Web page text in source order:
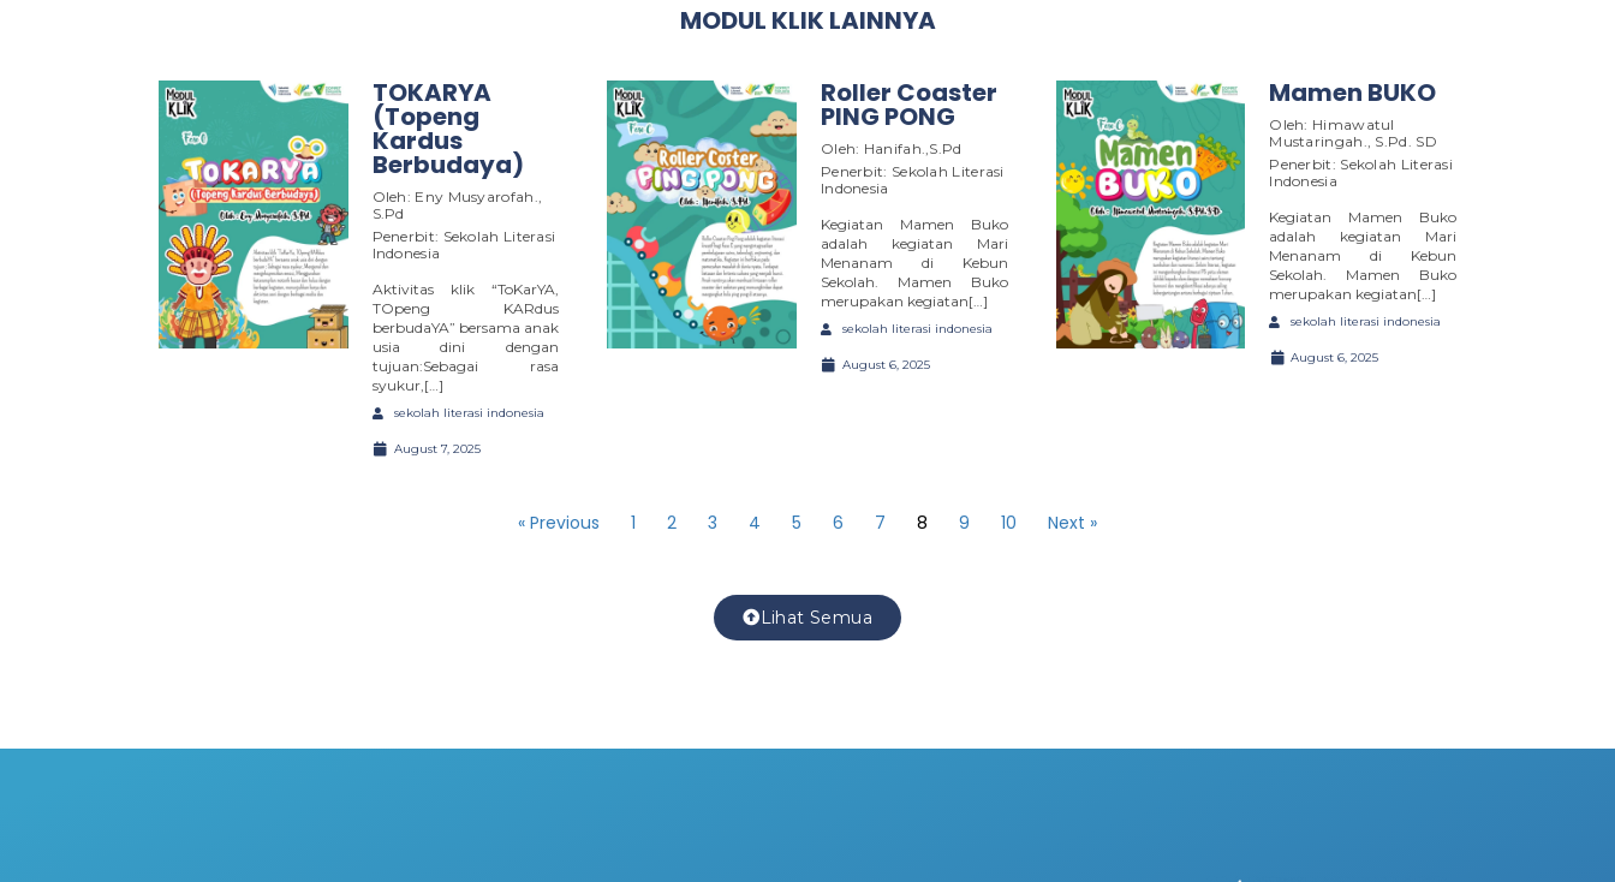
MODUL KLIK LAINNYA
TOKARYA
(Topeng
Kardus
Berbudaya)
Oleh: Eny Musyarofah.,
S.Pd
Penerbit: Sekolah Literasi
Indonesia
Aktivitas klik “ToKarYA,
TOpeng KARdus
berbudaYA” bersama anak
usia dini dengan
tujuan:Sebagai rasa
syukur,[…]
sekolah literasi indonesia
August 7, 2025
Roller Coaster
PING PONG
Oleh: Hanifah.,S.Pd
Penerbit: Sekolah Literasi
Indonesia
Kegiatan Mamen Buko
adalah kegiatan Mari
Menanam di Kebun
Sekolah. Mamen Buko
merupakan kegiatan[…]
sekolah literasi indonesia
August 6, 2025
Mamen BUKO
Oleh: Himawatul
Mustaringah., S.Pd. SD
Penerbit: Sekolah Literasi
Indonesia
Kegiatan Mamen Buko
adalah kegiatan Mari
Menanam di Kebun
Sekolah. Mamen Buko
merupakan kegiatan[…]
sekolah literasi indonesia
August 6, 2025
« Previous 1 2 3 4 5 6 7 8 9 10 Next »
Lihat Semua